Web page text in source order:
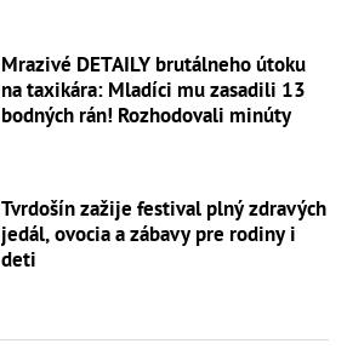
Mrazivé DETAILY brutálneho útoku
na taxikára: Mladíci mu zasadili 13
bodných rán! Rozhodovali minúty
Tvrdošín zažije festival plný zdravých
jedál, ovocia a zábavy pre rodiny i
deti